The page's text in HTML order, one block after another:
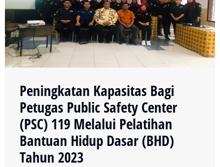
Peningkatan Kapasitas Bagi
Petugas Public Safety Center
(PSC) 119 Melalui Pelatihan
Bantuan Hidup Dasar (BHD)
Tahun 2023